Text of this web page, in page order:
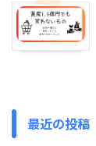
最近の投稿